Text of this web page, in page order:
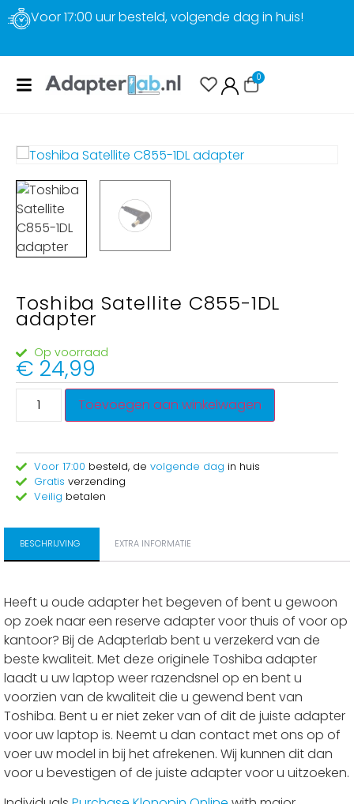
Voor 17:00 uur besteld, volgende dag in huis!
0
Toshiba Satellite C855-1DL
adapter
Op voorraad
€ 24,99
Toevoegen aan winkelwagen
Voor 17:00 besteld, de volgende dag in huis
Gratis verzending
Veilig betalen
BESCHRIJVING EXTRA INFORMATIE
Heeft u oude adapter het begeven of bent u gewoon
op zoek naar een reserve adapter voor thuis of voor op
kantoor? Bij de Adapterlab bent u verzekerd van de
beste kwaliteit. Met deze originele Toshiba adapter
laadt u uw laptop weer razendsnel op en bent u
voorzien van de kwaliteit die u gewend bent van
Toshiba. Bent u er niet zeker van of dit de juiste adapter
voor uw laptop is. Neemt u dan contact met ons op of
voer uw model in bij het afrekenen. Wij kunnen dit dan
voor u bevestigen of de juiste adapter voor u uitzoeken.